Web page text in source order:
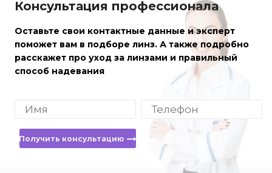
Консультация профессионала
Оставьте свои контактные данные и эксперт
поможет вам в подборе линз. А также подробно
расскажет про уход за линзами и правильный
способ надевания
Получить консультацию